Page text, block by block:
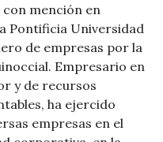
mención en
Pontificia Universidad
de empresas por la
Empresario en
y de recursos
ha ejercido
empresas en el